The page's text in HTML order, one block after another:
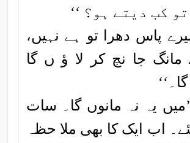
کب دیتے ہو؟ ‘‘
پاس دھرا تو ہے نہیں،
جا نچ کر لا ؤ ں گا
یہ نہ مانوں گا۔ سات
اب ایک کا بھی ملا حظہ